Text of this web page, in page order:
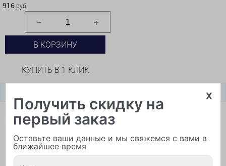
916 руб.
В КОРЗИНУ
КУПИТЬ В 1 КЛИК
Прием заказов по телефонам
8 (495) 544-50-27
клиентов — с 9-00 до 21-00
x
Получить скидку на
первый заказ
Оставьте ваши данные и мы свяжемся с вами в
ближайшее время